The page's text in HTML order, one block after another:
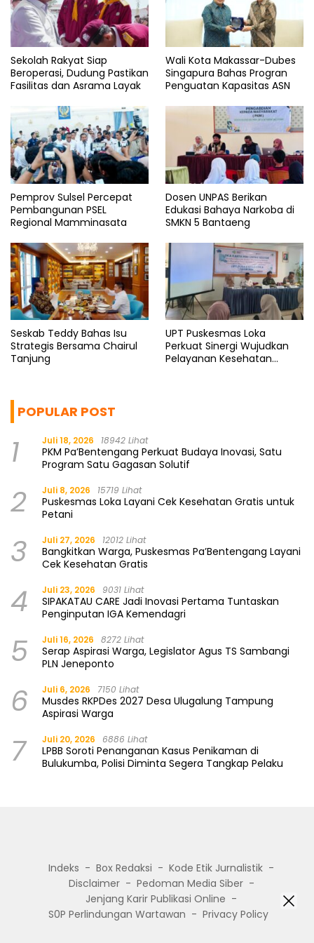
Sekolah Rakyat Siap
Beroperasi, Dudung Pastikan
Fasilitas dan Asrama Layak
Wali Kota Makassar-Dubes
Singapura Bahas Progran
Penguatan Kapasitas ASN
Pemprov Sulsel Percepat
Pembangunan PSEL
Regional Mamminasata
Dosen UNPAS Berikan
Edukasi Bahaya Narkoba di
SMKN 5 Bantaeng
Seskab Teddy Bahas Isu
Strategis Bersama Chairul
Tanjung
UPT Puskesmas Loka
Perkuat Sinergi Wujudkan
Pelayanan Kesehatan
POPULAR POST
1 Juli 18, 2026 18942 Lihat
PKM Pa’Bentengang Perkuat Budaya Inovasi, Satu
Program Satu Gagasan Solutif
2 Juli 8, 2026 15719 Lihat
Puskesmas Loka Layani Cek Kesehatan Gratis untuk
Petani
3 Juli 27, 2026 12012 Lihat
Bangkitkan Warga, Puskesmas Pa’Bentengang Layani
Cek Kesehatan Gratis
4 Juli 23, 2026 9031 Lihat
SIPAKATAU CARE Jadi Inovasi Pertama Tuntaskan
Penginputan IGA Kemendagri
5 Juli 16, 2026 8272 Lihat
Serap Aspirasi Warga, Legislator Agus TS Sambangi
PLN Jeneponto
6 Juli 6, 2026 7150 Lihat
Musdes RKPDes 2027 Desa Ulugalung Tampung
Aspirasi Warga
7 Juli 20, 2026 6886 Lihat
LPBB Soroti Penanganan Kasus Penikaman di
Bulukumba, Polisi Diminta Segera Tangkap Pelaku
Indeks Box Redaksi
Kode Etik Jurnalistik
Disclaimer
Pedoman Media Siber
Jenjang Karir Publikasi Online
S0P Perlindungan Wartawan
Privacy Policy